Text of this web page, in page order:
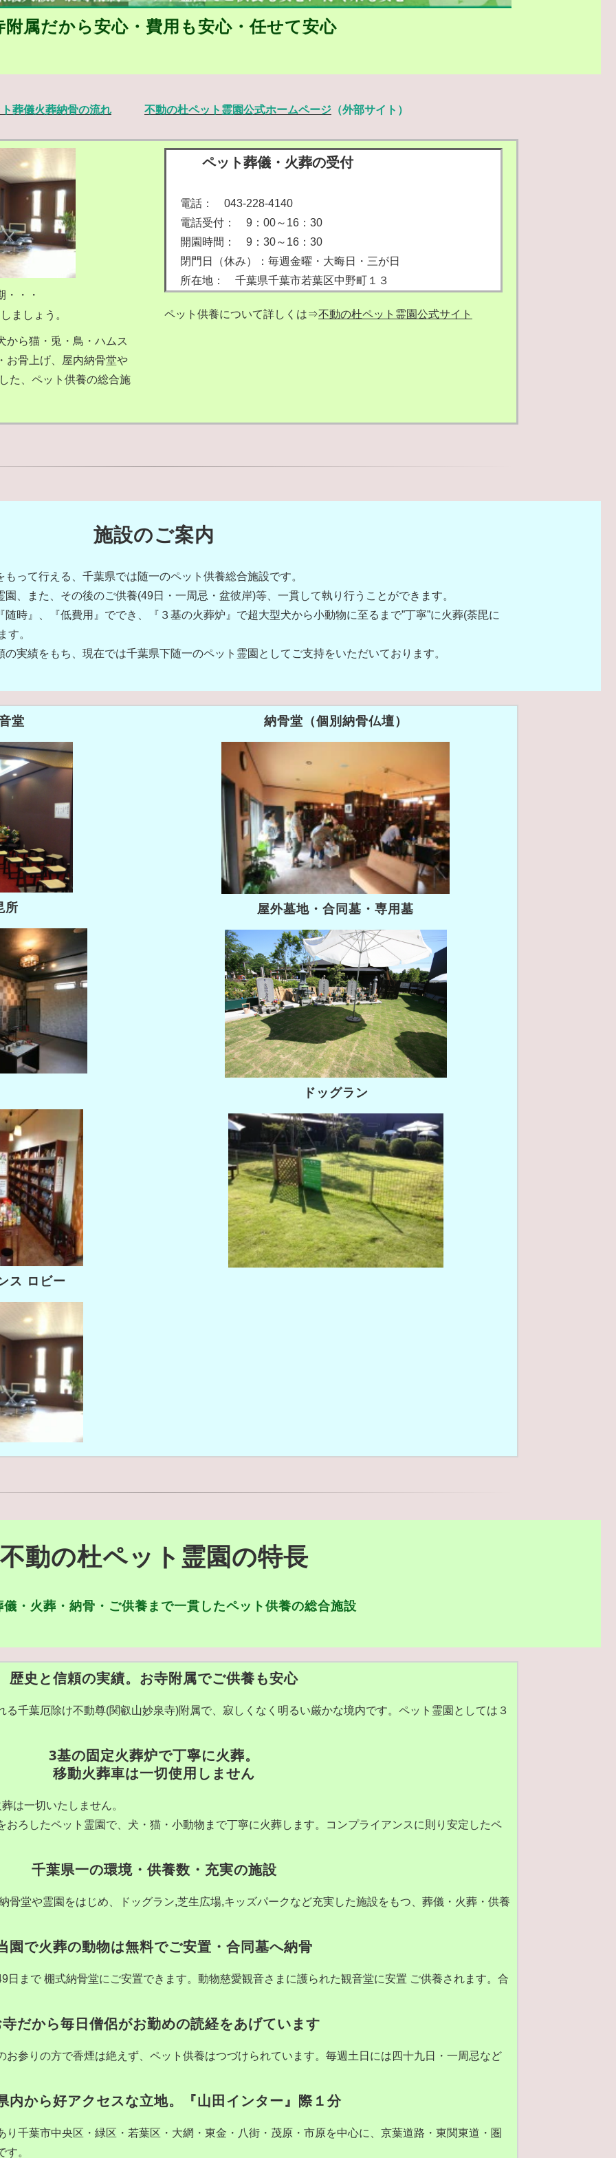
附属だから安心・費用も安心・任せて安心
葬儀火葬納骨の流れ 不動の杜ペット霊園公式ホームページ （外部サイト）
・・
ましょう。
から猫・兎・鳥・ハムス
お骨上げ、屋内納骨堂や
た、ペット供養の総合施
ペット葬儀・火葬の受付
電話： 043-228-4140
電話受付： 9：00～16：30
開園時間： 9：30～16：30
閉門日（休み）：毎週金曜・大晦日・三が日
所在地： 千葉県千葉市若葉区中野町１３
ペット供養について詳しくは⇒不動の杜ペット霊園公式サイト
施設のご案内
って行える、千葉県では随一のペット供養総合施設です。
、また、その後のご供養(49日・一周忌・盆彼岸)等、一貫して執り行うことができます。
時』、『低費用』ででき、『３基の火葬炉』で超大型犬から小動物に至るまで”丁寧”に火葬(荼毘に
す。
実績をもち、現在では千葉県下随一のペット霊園としてご支持をいただいております。
堂
所
ス ロビー
納骨堂（個別納骨仏壇）
屋外墓地・合同墓・専用墓
ドッグラン
不動の杜ペット霊園の特長
・火葬・納骨・ご供養まで一貫したペット供養の総合施設
歴史と信頼の実績。お寺附属でご供養も安心
千葉厄除け不動尊(関叡山妙泉寺)附属で、寂しくなく明るい厳かな境内です。ペット霊園としては３
3基の固定火葬炉で丁寧に火葬。
移動火葬車は一切使用しません
は一切いたしません。
おろしたペット霊園で、犬・猫・小動物まで丁寧に火葬します。コンプライアンスに則り安定したペ
千葉県一の環境・供養数・充実の施設
骨堂や霊園をはじめ、ドッグラン,芝生広場,キッズパークなど充実した施設をもつ、葬儀・火葬・供養
園で火葬の動物は無料でご安置・合同墓へ納骨
日まで 棚式納骨堂にご安置できます。動物慈愛観音さまに護られた観音堂に安置 ご供養されます。合
だから毎日僧侶がお勤めの読経をあげています
お参りの方で香煙は絶えず、ペット供養はつづけられています。毎週土日には四十九日・一周忌など
内から好アクセスな立地。『山田インター』際１分
千葉市中央区・緑区・若葉区・大網・東金・八街・茂原・市原を中心に、京葉道路・東関東道・圏
。